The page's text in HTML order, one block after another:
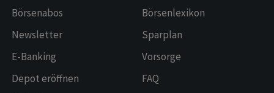
Börsenabos
Newsletter
E-Banking
Depot eröffnen
Börsenlexikon
Sparplan
Vorsorge
FAQ